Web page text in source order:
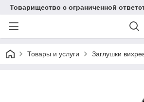
Товарищество с ограниченной
Товары и услуги Заглушки